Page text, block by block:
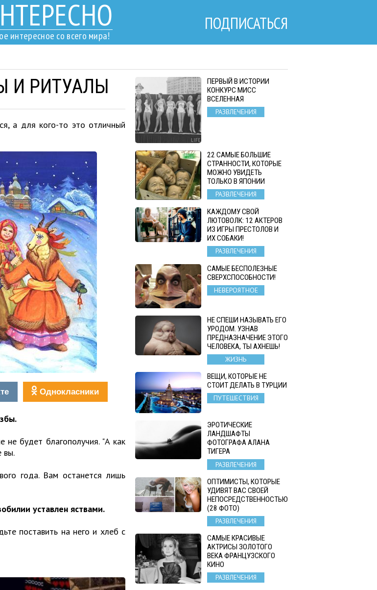
интересное со всего мира!
ПОДПИСАТЬСЯ
И РИТУАЛЫ
а для кого-то это отличный
Однокласники
не будет благополучия. "А как
вы.
года. Вам останется лишь
уставлен яствами.
поставить на него и хлеб с
ПЕРВЫЙ В ИСТОРИИ
КОНКУРС МИСС
ВСЕЛЕННАЯ
РАЗВЛЕЧЕНИЯ
22 САМЫЕ БОЛЬШИЕ
СТРАННОСТИ, КОТОРЫЕ
МОЖНО УВИДЕТЬ
ТОЛЬКО В ЯПОНИИ
РАЗВЛЕЧЕНИЯ
КАЖДОМУ СВОЙ
ЛЮТОВОЛК: 12 АКТЕРОВ
ИЗ ИГРЫ ПРЕСТОЛОВ И
ИХ СОБАКИ!
РАЗВЛЕЧЕНИЯ
САМЫЕ БЕСПОЛЕЗНЫЕ
СВЕРХСПОСОБНОСТИ!
НЕВЕРОЯТНОЕ
НЕ СПЕШИ НАЗЫВАТЬ ЕГО
УРОДОМ. УЗНАВ
ПРЕДНАЗНАЧЕНИЕ ЭТОГО
ЧЕЛОВЕКА, ТЫ АХНЕШЬ!
ЖИЗНЬ
ВЕЩИ, КОТОРЫЕ НЕ
СТОИТ ДЕЛАТЬ В ТУРЦИИ
ПУТЕШЕСТВИЯ
ЭРОТИЧЕСКИЕ
ЛАНДШАФТЫ
ФОТОГРАФА АЛАНА
ТИГЕРА
РАЗВЛЕЧЕНИЯ
ОПТИМИСТЫ, КОТОРЫЕ
УДИВЯТ ВАС СВОЕЙ
НЕПОСРЕДСТВЕННОСТЬЮ
(28 ФОТО)
РАЗВЛЕЧЕНИЯ
САМЫЕ КРАСИВЫЕ
АКТРИСЫ ЗОЛОТОГО
ВЕКА ФРАНЦУЗСКОГО
КИНО
РАЗВЛЕЧЕНИЯ